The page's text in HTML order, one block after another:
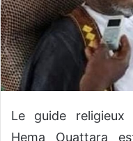
o
u
r
e
Le guide religieux
Hema Ouattara